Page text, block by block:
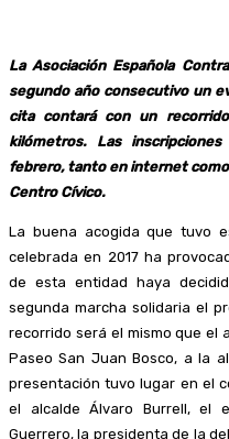
La Asociación Española
segundo año consecutivo un
cita contará con un
kilómetros. Las
febrero, tanto en internet
Centro Cívico.
La buena acogida que tuvo
celebrada en 2017 ha
de esta entidad haya
segunda marcha solidaria el
recorrido será el mismo que el
Paseo San Juan Bosco, a la
presentación tuvo lugar en el
el alcalde Álvaro Burrell, el
Guerrero, la presidenta de la